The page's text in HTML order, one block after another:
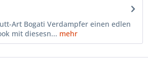
Art Bogati Verdampfer einen edlen
mit diesesn... mehr